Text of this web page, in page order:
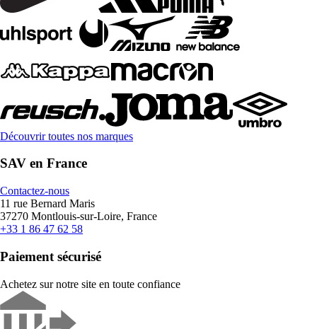
Découvrir toutes nos marques
SAV en France
Contactez-nous
11 rue Bernard Maris
37270 Montlouis-sur-Loire, France
+33 1 86 47 62 58
Paiement sécurisé
Achetez sur notre site en toute confiance